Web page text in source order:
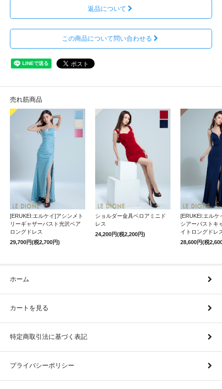
返品について
この商品について問い合わせる
売れ筋商品
[ERUKEI:エルケイ]アシンメト
リーギャザーバスト光沢ベア
ロングドレス
29,700円(税2,700円)
ショルダー金具ベロアミニド
レス
24,200円(税2,200円)
[ERUKEI:エルケ
シアーバストキ
イトロングドレ
28,600円(税
ホーム
カートを見る
特定商取引法に基づく表記
プライバシーポリシー